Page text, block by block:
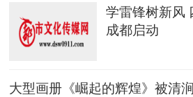
学雷锋树新风
成都启动
大型画册《崛起的辉煌》被清